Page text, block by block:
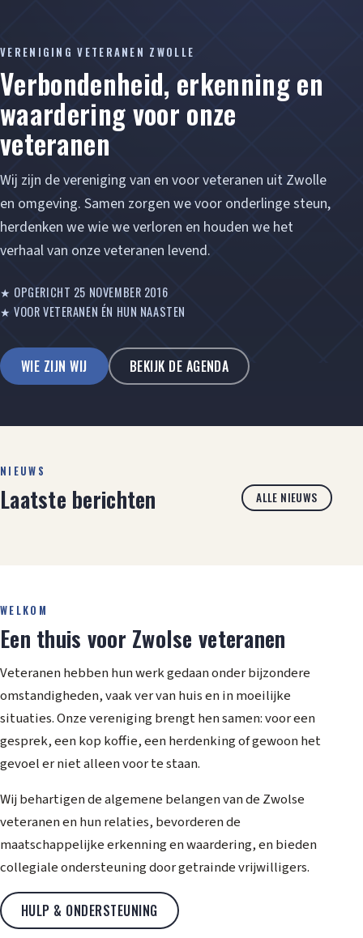
VERENIGING VETERANEN ZWOLLE
Verbondenheid, erkenning en
waardering voor onze
veteranen
Wij zijn de vereniging van en voor veteranen uit Zwolle
en omgeving. Samen zorgen we voor onderlinge steun,
herdenken we wie we verloren en houden we het
verhaal van onze veteranen levend.
★ OPGERICHT 25 NOVEMBER 2016
★ VOOR VETERANEN ÉN HUN NAASTEN
WIE ZIJN WIJ BEKIJK DE AGENDA
NIEUWS
Laatste berichten ALLE NIEUWS
WELKOM
Een thuis voor Zwolse veteranen
Veteranen hebben hun werk gedaan onder bijzondere
omstandigheden, vaak ver van huis en in moeilijke
situaties. Onze vereniging brengt hen samen: voor een
gesprek, een kop koffie, een herdenking of gewoon het
gevoel er niet alleen voor te staan.
Wij behartigen de algemene belangen van de Zwolse
veteranen en hun relaties, bevorderen de
maatschappelijke erkenning en waardering, en bieden
collegiale ondersteuning door getrainde vrijwilligers.
HULP & ONDERSTEUNING